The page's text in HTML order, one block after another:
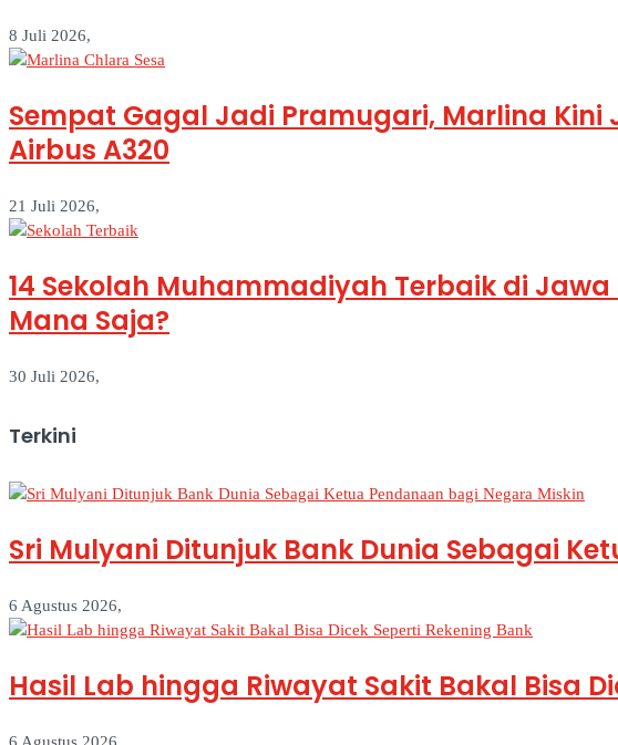
8 Juli 2026,
Sempat Gagal Jadi Pramugari, Marlina
Airbus A320
21 Juli 2026,
14 Sekolah Muhammadiyah Terbaik di
Mana Saja?
30 Juli 2026,
Terkini
Sri Mulyani Ditunjuk Bank Dunia Sebagai
6 Agustus 2026,
Hasil Lab hingga Riwayat Sakit Bakal Bisa
6 Agustus 2026,